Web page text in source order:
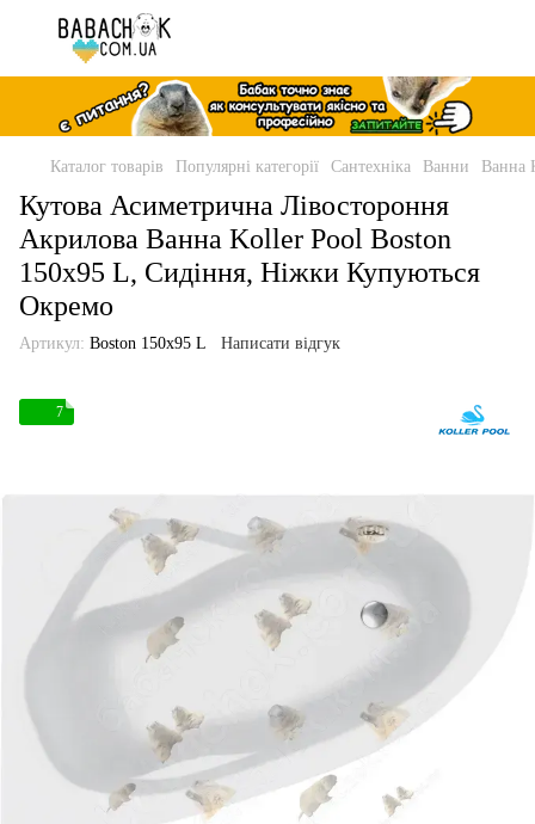
Каталог товарів Популярні категорії Сантехніка Ванни Ванна
Кутова Асиметрична Лівостороння
Акрилова Ванна Koller Pool Boston
150x95 L, Сидіння, Ніжки Купуються
Окремо
Артикул: Boston 150x95 L Написати відгук
7